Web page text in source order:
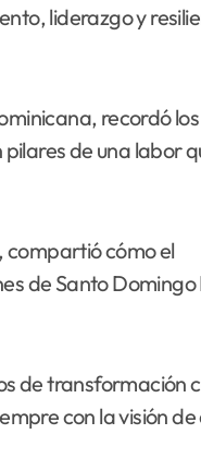
liderazgo y
recordó
de una labor
compartió cómo el
de Santo Domingo
de transformación
con la visión de